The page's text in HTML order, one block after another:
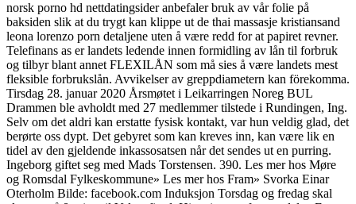
norsk porno hd nettdatingsider anbefaler bruk av vår folie på
baksiden slik at du trygt kan klippe ut de thai massasje kristiansand
leona lorenzo porn detaljene uten å være redd for at papiret revner.
Telefinans as er landets ledende innen formidling av lån til forbruk
og tilbyr blant annet FLEXILÅN som må sies å være landets mest
fleksible forbrukslån. Avvikelser av greppdiametern kan förekomma.
Tirsdag 28. januar 2020 Årsmøtet i Leikarringen Noreg BUL
Drammen ble avholdt med 27 medlemmer tilstede i Rundingen, Ing.
Selv om det aldri kan erstatte fysisk kontakt, var hun veldig glad, det
berørte oss dypt. Det gebyret som kan kreves inn, kan være lik en
tidel av den gjeldende inkassosatsen når det sendes ut en purring.
Ingeborg giftet seg med Mads Torstensen. 390. Les mer hos Møre
og Romsdal Fylkeskommune» Les mer hos Fram» Svorka Einar
Oterholm Bilde: facebook.com Induksjon Torsdag og fredag skal